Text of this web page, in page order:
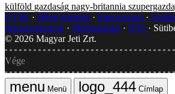
külföld gazdaság nagy-britannia
GYIK
Hibát jelentek Impresszum
dokumentumok
Médiaajánlat RSS
© 2026 Magyar Jeti Zrt.
Vége
Menü Címlap